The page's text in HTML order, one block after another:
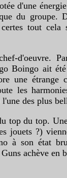
d'une
du groupe.
tout cela
d'oeuvre.
Boingo ait
une étrange
les
des plus
top du top.
jouets ?)
à son état
achève en